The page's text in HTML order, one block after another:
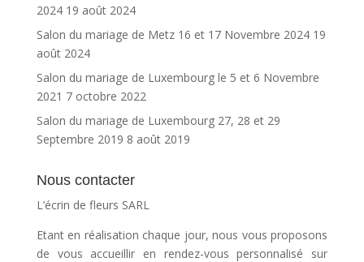
2024 19 août 2024
Salon du mariage de Metz 16 et 17 Novembre 2024 19
août 2024
Salon du mariage de Luxembourg le 5 et 6 Novembre
2021 7 octobre 2022
Salon du mariage de Luxembourg 27, 28 et 29
Septembre 2019 8 août 2019
Nous contacter
L’écrin de fleurs SARL
Etant en réalisation chaque jour, nous vous proposons
de vous accueillir en rendez-vous personnalisé sur